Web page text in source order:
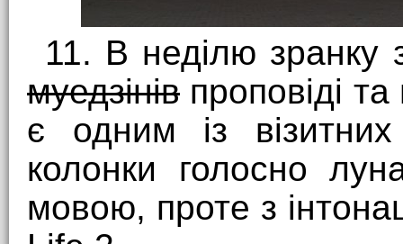
11. В неділю зранку
муедзінів проповіді
є одним із
колонки голосно
мовою, проте з